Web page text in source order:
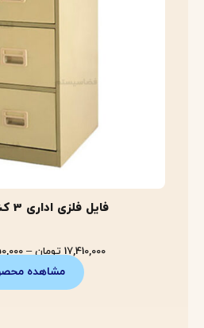
فایل فلزی اداری 3 کشو کد 590
17,410,000 تومان –
14,450,000
مشاهده محصول